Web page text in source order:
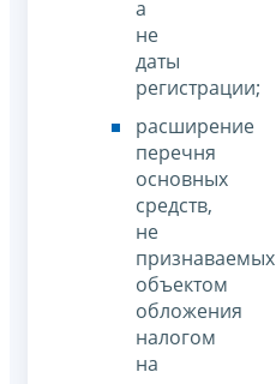
а
не
даты
регистрации;
расширение
перечня
основных
средств,
не
признаваемых
объектом
обложения
налогом
на